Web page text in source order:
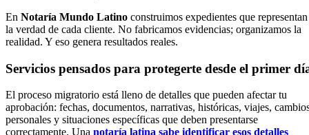
En Notaría Mundo Latino construimos expedientes que representan
la verdad de cada cliente. No fabricamos evidencias; organizamos la
realidad. Y eso genera resultados reales.
Servicios pensados para protegerte desde el primer
El proceso migratorio está lleno de detalles que pueden afectar tu
aprobación: fechas, documentos, narrativas, históricas, viajes,
personales y situaciones específicas que deben presentarse
correctamente. Una notaría latina sabe identificar esos detalles